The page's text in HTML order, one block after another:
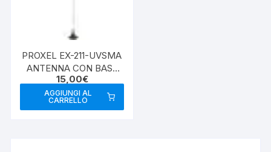
PROXEL EX-211-UVSMA
ANTENNA CON BASE
MAGNETICA
15,00€
AGGIUNGI AL
CARRELLO